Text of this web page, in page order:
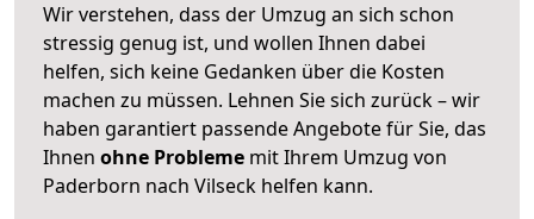
Wir verstehen, dass der Umzug an sich schon
stressig genug ist, und wollen Ihnen dabei
helfen, sich keine Gedanken über die Kosten
machen zu müssen. Lehnen Sie sich zurück – wir
haben garantiert passende Angebote für Sie, das
Ihnen ohne Probleme mit Ihrem Umzug von
Paderborn nach Vilseck helfen kann.